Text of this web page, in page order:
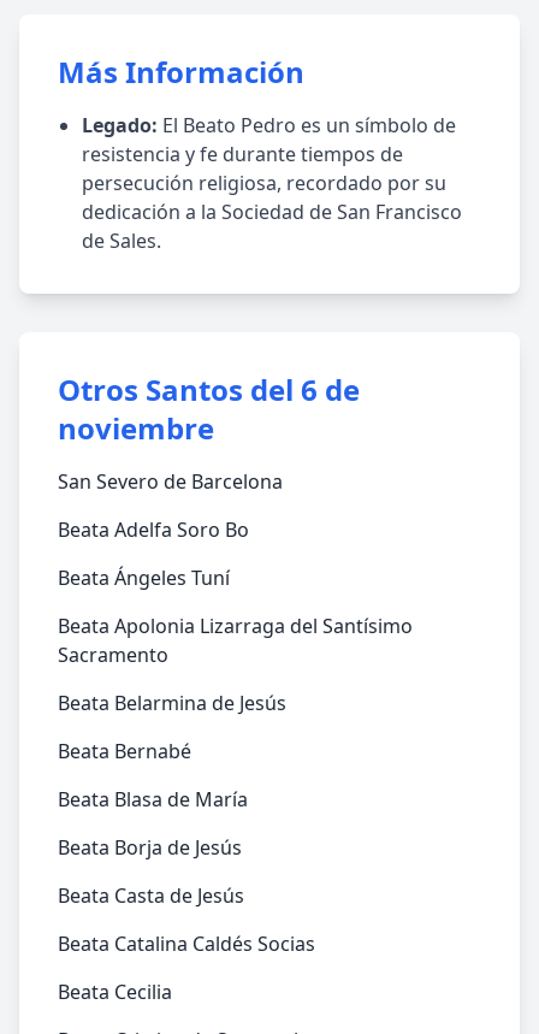
Más Información
Legado: El Beato Pedro es un símbolo de
resistencia y fe durante tiempos de
persecución religiosa, recordado por su
dedicación a la Sociedad de San Francisco
de Sales.
Otros Santos del 6 de
noviembre
San Severo de Barcelona
Beata Adelfa Soro Bo
Beata Ángeles Tuní
Beata Apolonia Lizarraga del Santísimo
Sacramento
Beata Belarmina de Jesús
Beata Bernabé
Beata Blasa de María
Beata Borja de Jesús
Beata Casta de Jesús
Beata Catalina Caldés Socias
Beata Cecilia